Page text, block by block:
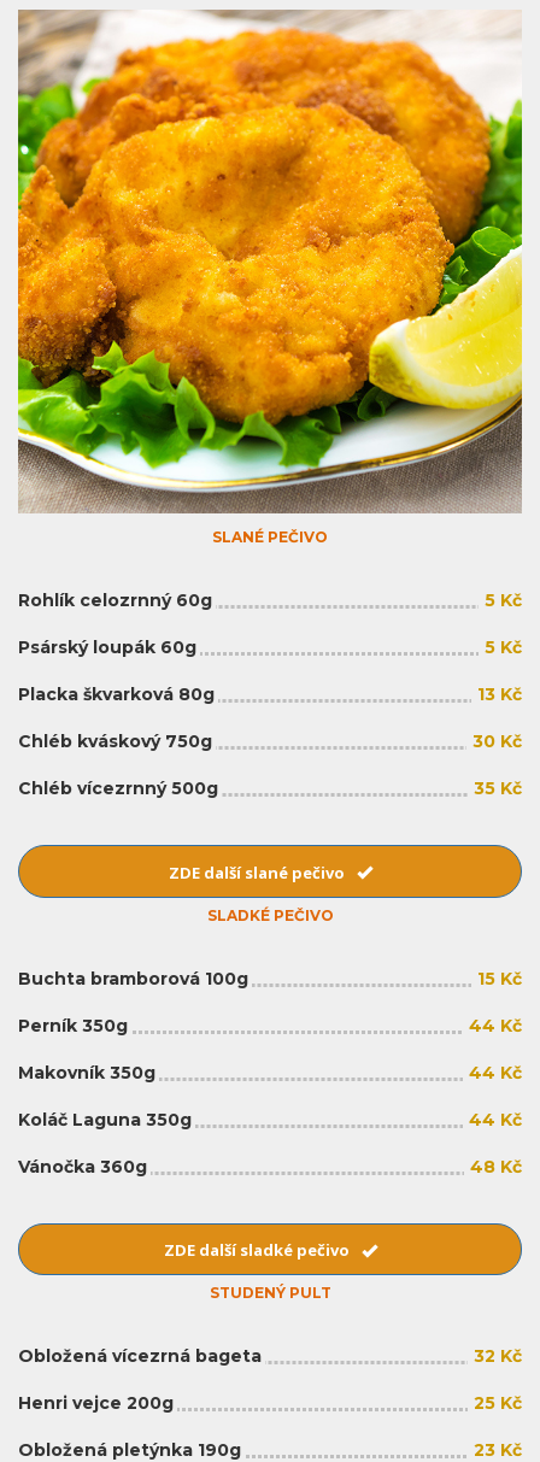
SLANÉ PEČIVO
Rohlík celozrnný 60g 5 Kč
Psárský loupák 60g 5 Kč
Placka škvarková 80g 13 Kč
Chléb kváskový 750g 30 Kč
Chléb vícezrnný 500g 35 Kč
ZDE další slané pečivo
SLADKÉ PEČIVO
Buchta bramborová 100g 15 Kč
Perník 350g 44 Kč
Makovník 350g 44 Kč
Koláč Laguna 350g 44 Kč
Vánočka 360g 48 Kč
ZDE další sladké pečivo
STUDENÝ PULT
Obložená vícezrná bageta 32 Kč
Henri vejce 200g 25 Kč
Obložená pletýnka 190g 23 Kč